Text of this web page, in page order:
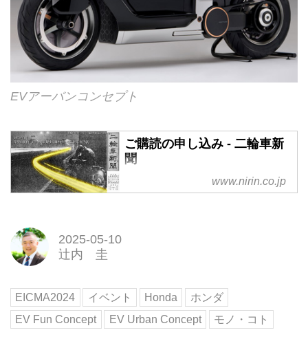
EVアーバンコンセプト
ご購読の申し込み - 二輪車新
聞
www.nirin.co.jp
2025-05-10
辻内 圭
EICMA2024 イベント Honda
ホンダ
EV Fun Concept
EV Urban Concept モノ・コト